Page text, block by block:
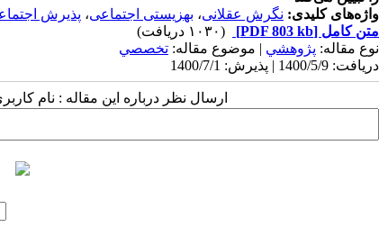
واژه‌های کلیدی: نگرش عقلانی، بهزیستی اجتماعی، پذیرش
متن کامل [PDF 803 kb]
(۱۰۳۰ دریافت)
نوع مقاله: پژوهشي | موضوع مقاله: تخصصي
دریافت: 1400/5/9 | پذیرش: 1400/7/1
ارسال نظر درباره این مقاله : نام